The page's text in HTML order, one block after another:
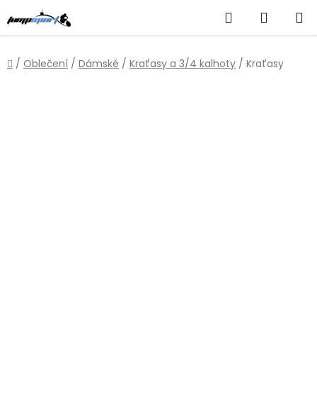
na
obsah
Hledat
KOŠÍK
Domů
/ Oblečení / Dámské / Kraťasy a 3/4 kalhoty / Kraťasy